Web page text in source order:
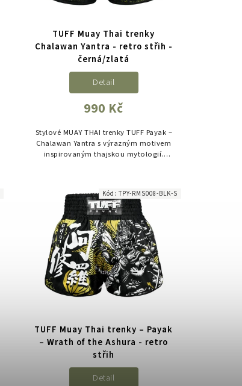
TUFF Muay Thai trenky
Chalawan Yantra - retro střih -
černá/zlatá
990 Kč
Detail
Stylové MUAY THAI trenky TUFF Payak –
Chalawan Yantra s výrazným motivem
inspirovaným thajskou mytologií.
TUFF Muay Thai trenky – Payak
– Wrath of the Ashura - retro
střih
Detail
Kód:TPY-RMS008-BLK-S